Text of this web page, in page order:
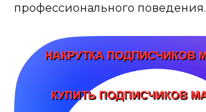
профессионального поведения.